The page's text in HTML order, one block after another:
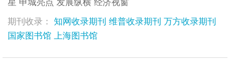
星 申城亮点 发展纵横 经济视窗
期刊收录：
知网收录期刊 维普收录期刊 万方收录期刊
国家图书馆 上海图书馆